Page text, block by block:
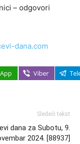
– odgovori
dana.com
Viber
Sledeći tekst
dana za Subotu, 9.
2024. [88937]